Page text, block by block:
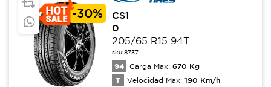
-30%
CS1
0
205/65 R15 94T
sku:8737
94 Carga Max: 670 Kg
T Velocidad Max: 190 Km/h